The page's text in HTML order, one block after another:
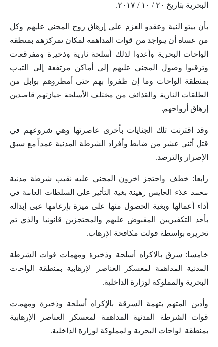
البحرية بتاريخ ٢٠ / ١٠ / ٢٠١٧.
بأن بيتو النية وعقدو العزم على إرهاق روح المجني عليهم وكل
من عساه أن يتواجد من قوات المداهمة لمكان تمركزهم بمنطقة
الواحات البحرية وأعدوا لذلك أسلحة نارية وذخيرة ومفرقعات
وترقبوا وصول المجني عليهم إلى أماكن مرتفعة إلى التباب
بمنطقة الواحات وما إن ظفروا بهم حتى أمطروهم بوابل من
الطلقات النارية والقذائف من مختلف الأسلحة حيازتهم قاصدين
إزهاق أرواحهم.
وقد اقترنت تلك الجنايات بأخرى عاصرتها وهي شروعهم في
قتل أثني عشر من ضابط وأفراد الشرطة المدنية عمداً مع سبق
الإصرار والترصد.
رابعا: خطف واحتجز اخرون المجني عليه نقيب شرطة مدنية
محمد علاء الحايس رهينة بغية التأثير على السلطات العامة في
أداء أعمالها وبغية الحصول منها على ميزة بإرغامها عبى إبداله
بأحد التكفيريين المقبوض عليهم والمحتجزين قانونيا والذي تم
تحريره بواسطة قولت مكافحة الإرهاب.
خامسا: سرق بالاكراه أسلحة وذخيرة ومهمات قوات الشرطة
المدنية المداهمة لمعسكر العناصر الإرهابية بمنطقة الواحات
البحرية والمملوكة لوزارة الداخلية.
وأدين المتهم بتهمة السرقة بالإكراه أسلحة وذخيرة ومهمات
قوات الشرطة المدنية المداهمة لمعسكر العناصر الإرهابية
بمنطقة الواحات البحرية والمملوكة لوزارة الداخلية.